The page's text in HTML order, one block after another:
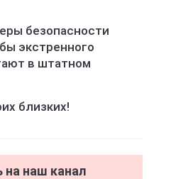
безопасности
экстренного
в штатном
близких!
наш канал